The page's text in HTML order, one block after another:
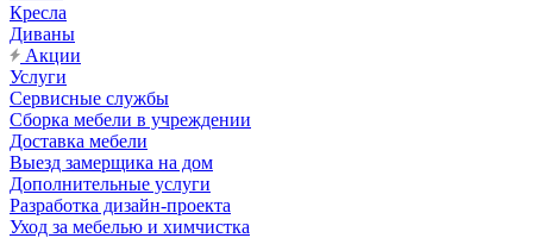
Кресла
Диваны
Акции
Услуги
Сервисные службы
Сборка мебели в учреждении
Доставка мебели
Выезд замерщика на дом
Дополнительные услуги
Разработка дизайн-проекта
Уход за мебелью и химчистка